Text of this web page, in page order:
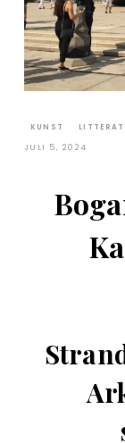
KUNST
JULI 5, 2024